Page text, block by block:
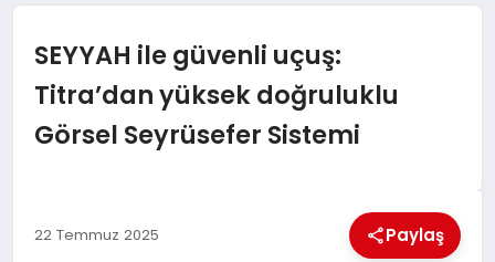
DÜNYA
EĞITIM
MAGAZIN
SEYYAH ile güvenli uçuş:
Titra’dan yüksek doğruluklu
Görsel Seyrüsefer Sistemi
22 Temmuz 2025 Paylaş